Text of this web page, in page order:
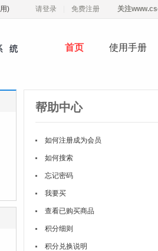
) 请登录 免费注册 关注
首页 使用手册
帮助中心
如何注册成为会员
如何搜索
忘记密码
我要买
查看已购买商品
积分细则
积分兑换说明